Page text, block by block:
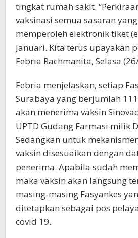
tingkat rumah sakit.
vaksinasi semua sasaran
memperoleh elektronik tiket
Januari. Kita terus upayakan
Febria Rachmanita, Selasa
Febria menjelaskan, setiap
Surabaya yang berjumlah
akan menerima vaksin
UPTD Gudang Farmasi milik
Sedangkan untuk
vaksin disesuaikan dengan
penerima. Apabila sudah
maka vaksin akan langsung
masing-masing Fasyankes
ditetapkan sebagai pos
covid 19.